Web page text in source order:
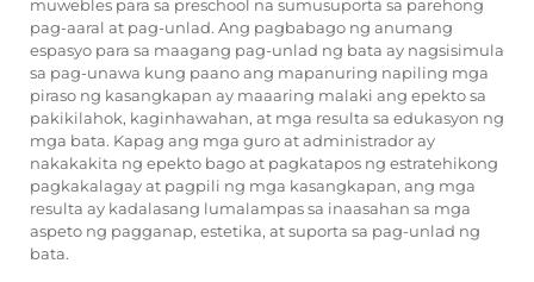
muwebles para sa preschool na sumusuporta sa parehong
pag-aaral at pag-unlad. Ang pagbabago ng anumang
espasyo para sa maagang pag-unlad ng bata ay nagsisimula
sa pag-unawa kung paano ang mapanuring napiling mga
piraso ng kasangkapan ay maaaring malaki ang epekto sa
pakikilahok, kaginhawahan, at mga resulta sa edukasyon ng
mga bata. Kapag ang mga guro at administrador ay
nakakakita ng epekto bago at pagkatapos ng estratehikong
pagkakalagay at pagpili ng mga kasangkapan, ang mga
resulta ay kadalasang lumalampas sa inaasahan sa mga
aspeto ng pagganap, estetika, at suporta sa pag-unlad ng
bata.